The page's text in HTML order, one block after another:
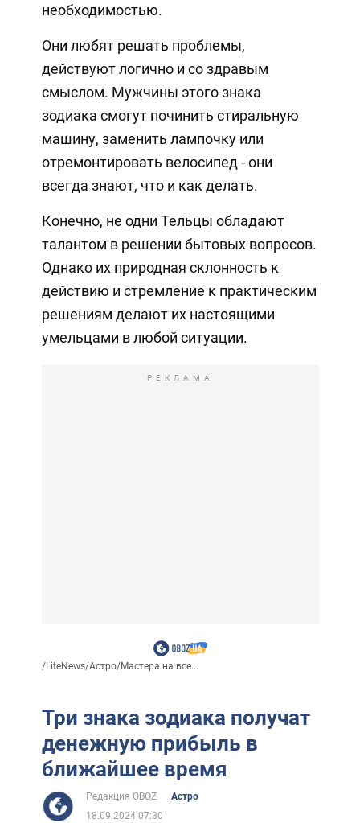
необходимостью.
Они любят решать проблемы,
действуют логично и со здравым
смыслом. Мужчины этого знака
зодиака смогут починить стиральную
машину, заменить лампочку или
отремонтировать велосипед - они
всегда знают, что и как делать.
Конечно, не одни Тельцы обладают
талантом в решении бытовых вопросов.
Однако их природная склонность к
действию и стремление к практическим
решениям делают их настоящими
умельцами в любой ситуации.
РЕКЛАМА
/LiteNews/Астро/Мастера на все...
Три знака зодиака получат
денежную прибыль в
ближайшее время
Редакция OBOZ
Астро
18.09.2024 07:30